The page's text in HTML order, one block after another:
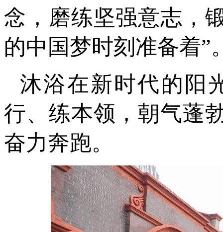
念，磨练坚强意志，
的中国梦时刻准备着”
沐浴在新时代的阳
行、练本领，朝气蓬
奋力奔跑。